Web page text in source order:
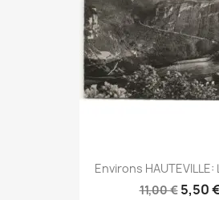
Environs HAUTEVILLE:
11,00 € 5,50